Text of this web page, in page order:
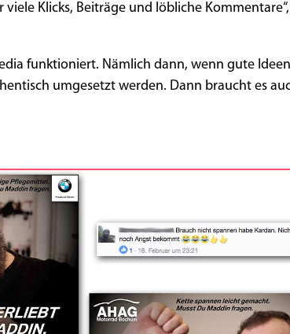
Klicks, Beiträge und löbliche
funktioniert. Nämlich dann, wenn gute
umgesetzt werden. Dann braucht es